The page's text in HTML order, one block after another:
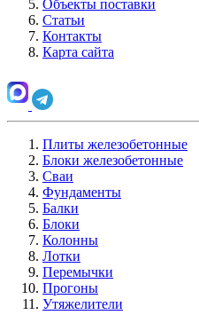
Объекты поставки
Статьи
Контакты
Карта сайта
Плиты железобетонные
Блоки железобетонные
Сваи
Фундаменты
Балки
Блоки
Колонны
Лотки
Перемычки
Прогоны
Утяжелители